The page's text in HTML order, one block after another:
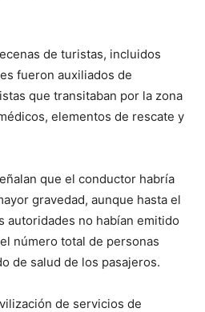
de turistas, incluidos
fueron auxiliados de
que transitaban por la zona
elementos de rescate y
que el conductor habría
gravedad, aunque hasta el
autoridades no habían emitido
número total de personas
de salud de los pasajeros.
de servicios de